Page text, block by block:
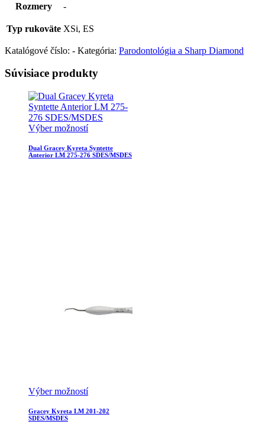
Rozmery
-
Typ rukoväte XSi, ES
Katalógové číslo: - Kategória: Parodontológia a Sharp Diamond
Súvisiace produkty
Výber možností
Dual Gracey Kyreta Syntette
Anterior LM 275-276 SDES/MSDES
Výber možností
Gracey Kyreta LM 201-202
SDES/MSDES